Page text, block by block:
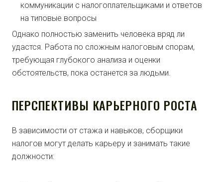
коммуникации с налогоплательщиками и ответов
на типовые вопросы
Однако полностью заменить человека вряд ли
удастся. Работа по сложным налоговым спорам,
требующая глубокого анализа и оценки
обстоятельств, пока останется за людьми.
ПЕРСПЕКТИВЫ КАРЬЕРНОГО РОСТА
В зависимости от стажа и навыков, сборщики
налогов могут делать карьеру и занимать такие
должности: